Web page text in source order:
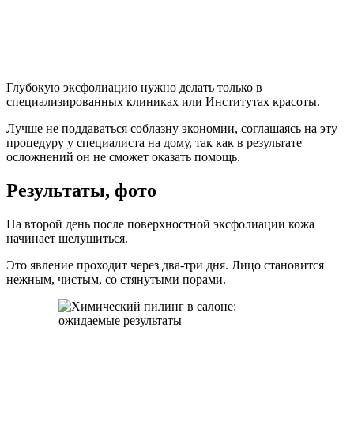
Глубокую эксфолиацию нужно делать только в
специализированных клиниках или Институтах красоты.
Лучше не поддаваться соблазну экономии, соглашаясь на эту
процедуру у специалиста на дому, так как в результате
осложнений он не сможет оказать помощь.
Результаты, фото
На второй день после поверхностной эксфолиации кожа
начинает шелушиться.
Это явление проходит через два-три дня. Лицо становится
нежным, чистым, со стянутыми порами.